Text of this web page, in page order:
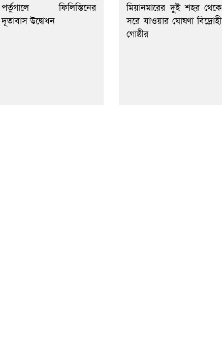
পর্তুগালে ফিলিস্তিনের
দূতাবাস উদ্বোধন
মিয়ানমারের দুই শহর থেকে
সরে যাওয়ার ঘোষণা বিদ্রোহী
গোষ্ঠীর